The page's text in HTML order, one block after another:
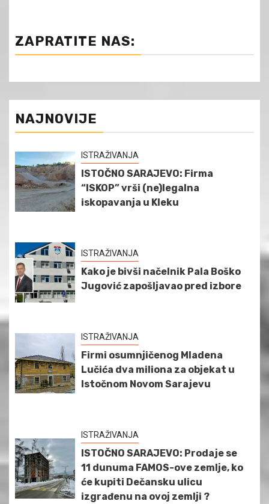
ZAPRATITE NAS:
NAJNOVIJE
ISTRAŽIVANJA
ISTOČNO SARAJEVO: Firma
“ISKOP” vrši (ne)legalna
iskopavanja u Kleku
ISTRAŽIVANJA
Kako je bivši načelnik Pala Boško
Jugović zapošljavao pred izbore
ISTRAŽIVANJA
Firmi osumnjičenog Mladena
Lučića dva miliona za objekat u
Istočnom Novom Sarajevu
ISTRAŽIVANJA
ISTOČNO SARAJEVO: Prodaje se
11 dunuma FAMOS-ove zemlje, ko
će kupiti Dečansku ulicu
izgrađenu na ovoj zemlji ?